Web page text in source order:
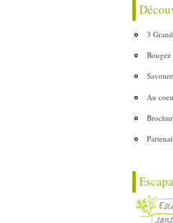
3
Bougez
Au